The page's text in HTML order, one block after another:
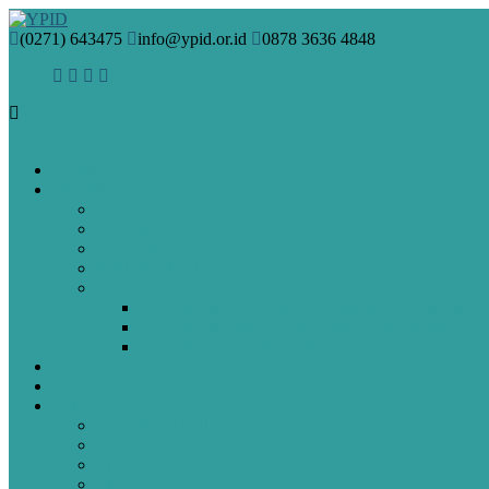
(0271) 643475 info@ypid.or.id 0878 3636 4848